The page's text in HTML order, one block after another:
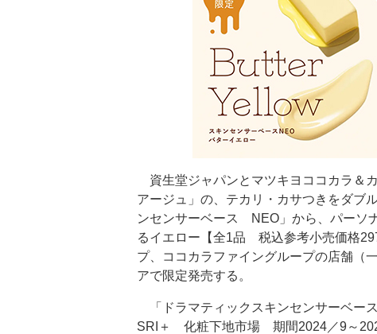
資生堂ジャパンとマツキヨココカラ＆
アージュ」の、テカリ・カサつきをダブ
ンセンサーベース NEO」から、パーソ
るイエロー【全1品 税込参考小売価格
プ、ココカラファイングループの店舗（
アで限定発売する。
「ドラマティックスキンセンサーベー
SRI＋ 化粧下地市場 期間2024／9～